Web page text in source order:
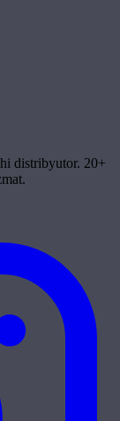
distribyutor. 20+